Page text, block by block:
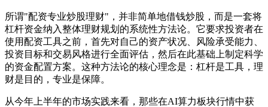
所谓"配资专业炒股理财"，并非简单地借钱炒股，而是一套将
杠杆资金纳入整体理财规划的系统性方法论。它要求投资者在
使用配资工具之前，首先对自己的资产状况、风险承受能力、
投资目标和交易风格进行全面评估，然后在此基础上制定科学
的资金配置方案。这种方法论的核心理念是：杠杆是工具，理
财是目的，专业是保障。
从今年上半年的市场实践来看，那些在AI算力板块行情中获